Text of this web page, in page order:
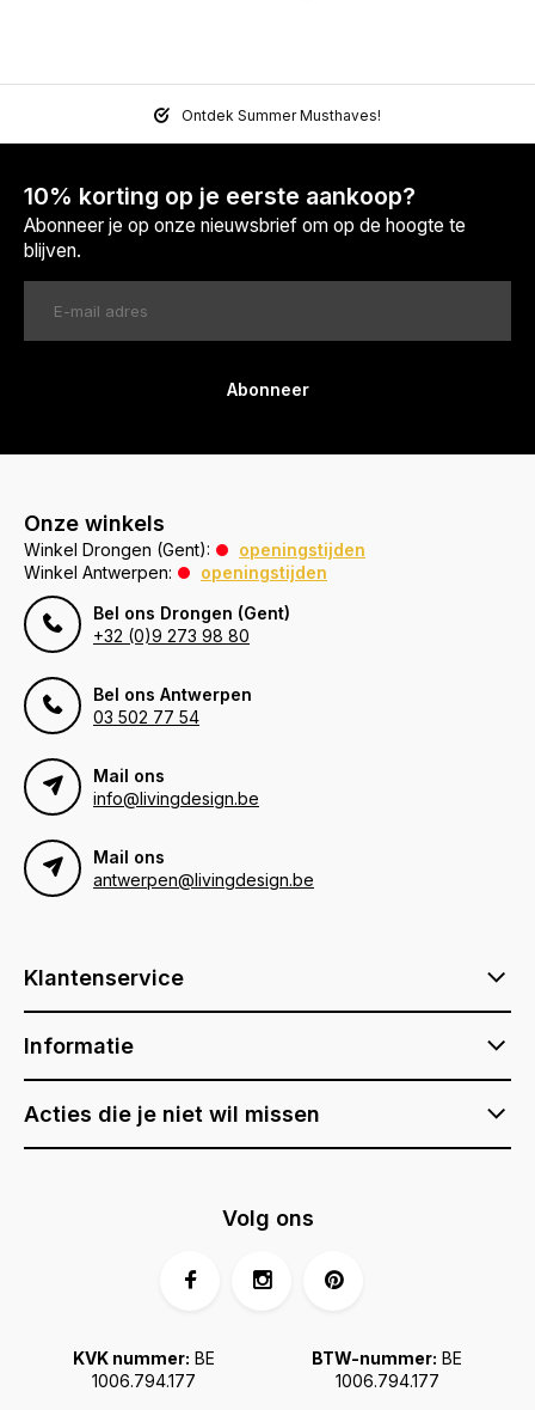
Ontdek Summer Musthaves!
10% korting op je eerste aankoop?
Abonneer je op onze nieuwsbrief om op de hoogte te
blijven.
Abonneer
Onze winkels
Winkel Drongen (Gent):
openingstijden
Winkel Antwerpen:
openingstijden
Bel ons Drongen (Gent)
+32 (0)9 273 98 80
Bel ons Antwerpen
03 502 77 54
Mail ons
info@livingdesign.be
Mail ons
antwerpen@livingdesign.be
Klantenservice
Informatie
Acties die je niet wil missen
KVK nummer: BE
1006.794.177
BTW-nummer: BE
1006.794.177
Volg ons